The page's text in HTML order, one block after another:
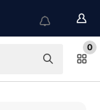
0